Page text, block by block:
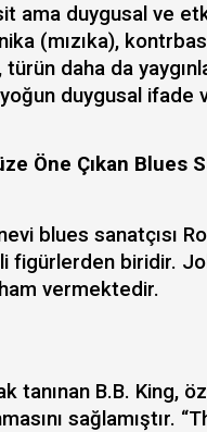
ama duygusal ve
(mızıka),
daha da
duygusal ifade
Öne Çıkan Blues
blues sanatçısı
figürlerden biridir.
vermektedir.
tanınan B.B. King,
sağlamıştır.